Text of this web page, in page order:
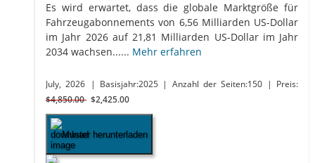
Es wird erwartet, dass die globale Marktgröße für
Fahrzeugabonnements von 6,56 Milliarden US-Dollar
im Jahr 2026 auf 21,81 Milliarden US-Dollar im Jahr
2034 wachsen...... Mehr erfahren
July, 2026 | Basisjahr:2025 | Anzahl der Seiten:150
| Preis:
$4,850.00 $2,425.00
Muster herunterladen